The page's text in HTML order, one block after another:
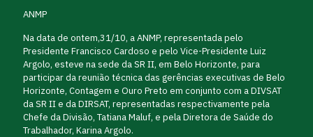
ANMP
Na data de ontem,31/10, a ANMP, representada pelo
Presidente Francisco Cardoso e pelo Vice-Presidente Luiz
Argolo, esteve na sede da SR II, em Belo Horizonte, para
participar da reunião técnica das gerências executivas de Belo
Horizonte, Contagem e Ouro Preto em conjunto com a DIVSAT
da SR II e da DIRSAT, representadas respectivamente pela
Chefe da Divisão, Tatiana Maluf, e pela Diretora de Saúde do
Trabalhador, Karina Argolo.